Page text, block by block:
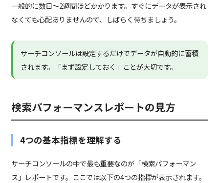
一般的に数日〜2週間ほどかかります。すぐにデータが表示され
なくても心配ありませんので、しばらく待ちましょう。
サーチコンソールは設定するだけでデータが自動的に蓄積
されます。「まず設定しておく」ことが大切です。
検索パフォーマンスレポートの見方
4つの基本指標を理解する
サーチコンソールの中で最も重要なのが「検索パフォーマン
ス」レポートです。ここでは以下の4つの指標が表示されます。